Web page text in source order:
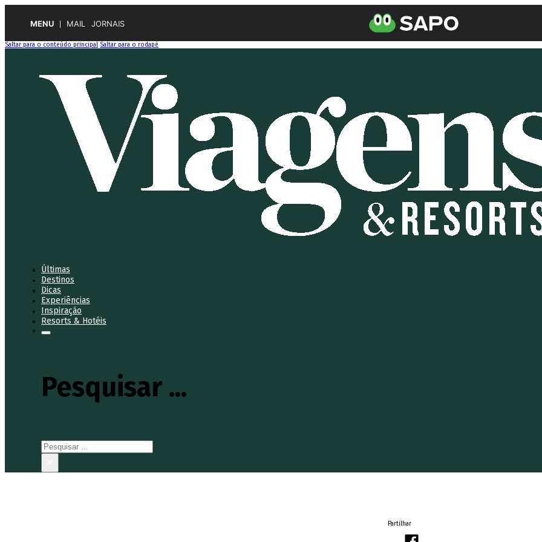
MENU MAIL JORNAIS
Saltar para o conteúdo principal Saltar para o rodapé
Últimas
Destinos
Dicas
Experiências
Inspiração
Resorts & Hotéis
Pesquisar ...
Pesquisar
Partilhar